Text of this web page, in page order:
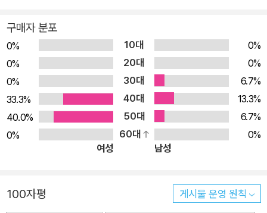
구매자 분포
0% 10대
0%
0%
20대
0%
0%
30대
6.7%
33.3%
40대
13.3%
40.0%
50대
6.7%
0%
60대
0%
여성
남성
100자평 게시물 운영 원칙